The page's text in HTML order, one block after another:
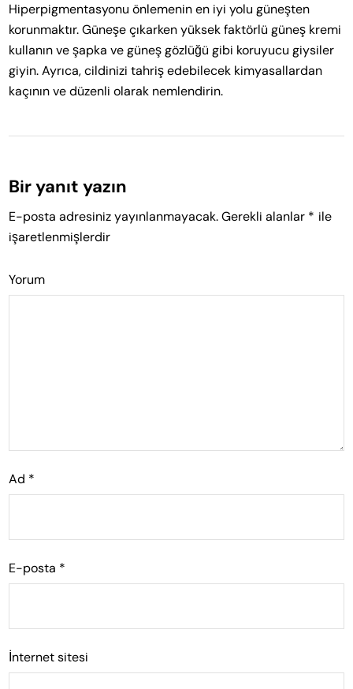
Hiperpigmentasyonu önlemenin en iyi yolu güneşten
korunmaktır. Güneşe çıkarken yüksek faktörlü güneş kremi
kullanın ve şapka ve güneş gözlüğü gibi koruyucu giysiler
giyin. Ayrıca, cildinizi tahriş edebilecek kimyasallardan
kaçının ve düzenli olarak nemlendirin.
Bir yanıt yazın
E-posta adresiniz yayınlanmayacak. Gerekli alanlar * ile
işaretlenmişlerdir
Yorum
Ad *
E-posta *
İnternet sitesi